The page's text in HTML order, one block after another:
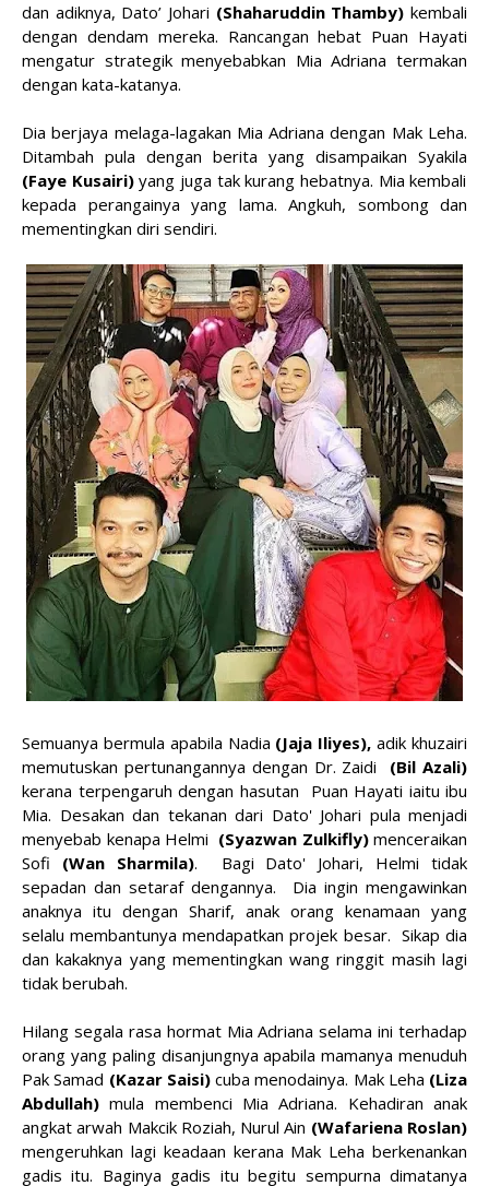
dan adiknya, Dato’ Johari (Shaharuddin Thamby) kembali
dengan dendam mereka. Rancangan hebat Puan Hayati
mengatur strategik menyebabkan Mia Adriana termakan
dengan kata-katanya.
Dia berjaya melaga-lagakan Mia Adriana dengan Mak Leha.
Ditambah pula dengan berita yang disampaikan Syakila
(Faye Kusairi)yang juga tak kurang hebatnya. Mia kembali
kepada perangainya yang lama. Angkuh, sombong dan
mementingkan diri sendiri.
Semuanya bermula apabila Nadia (Jaja Iliyes), adik khuzairi
memutuskan pertunangannya dengan Dr. Zaidi
(Bil Azali)
kerana terpengaruh dengan hasutan Puan Hayati iaitu ibu
Mia. Desakan dan tekanan dari Dato' Johari pula menjadi
menyebab kenapa Helmi (Syazwan Zulkifly) menceraikan
Sofi (Wan Sharmila). Bagi Dato' Johari, Helmi tidak
sepadan dan setaraf dengannya. Dia ingin mengawinkan
anaknya itu dengan Sharif, anak orang kenamaan yang
selalu membantunya mendapatkan projek besar. Sikap dia
dan kakaknya yang mementingkan wang ringgit masih lagi
tidak berubah.
Hilang segala rasa hormat Mia Adriana selama ini terhadap
orang yang paling disanjungnya apabila mamanya menuduh
Pak Samad (Kazar Saisi) cuba menodainya. Mak Leha (Liza
Abdullah) mula membenci Mia Adriana. Kehadiran anak
angkat arwah Makcik Roziah, Nurul Ain (Wafariena Roslan)
mengeruhkan lagi keadaan kerana Mak Leha berkenankan
gadis itu. Baginya gadis itu begitu sempurna dimatanya